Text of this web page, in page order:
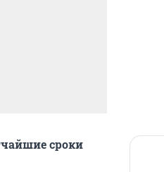
сроки